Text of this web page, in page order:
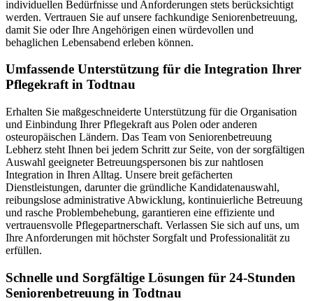
individuellen Bedürfnisse und Anforderungen stets berücksichtigt
werden. Vertrauen Sie auf unsere fachkundige Seniorenbetreuung,
damit Sie oder Ihre Angehörigen einen würdevollen und
behaglichen Lebensabend erleben können.
Umfassende Unterstützung für die Integration Ihrer
Pflegekraft in Todtnau
Erhalten Sie maßgeschneiderte Unterstützung für die Organisation
und Einbindung Ihrer Pflegekraft aus Polen oder anderen
osteuropäischen Ländern. Das Team von Seniorenbetreuung
Lebherz steht Ihnen bei jedem Schritt zur Seite, von der sorgfältigen
Auswahl geeigneter Betreuungspersonen bis zur nahtlosen
Integration in Ihren Alltag. Unsere breit gefächerten
Dienstleistungen, darunter die gründliche Kandidatenauswahl,
reibungslose administrative Abwicklung, kontinuierliche Betreuung
und rasche Problembehebung, garantieren eine effiziente und
vertrauensvolle Pflegepartnerschaft. Verlassen Sie sich auf uns, um
Ihre Anforderungen mit höchster Sorgfalt und Professionalität zu
erfüllen.
Schnelle und Sorgfältige Lösungen für 24-Stunden
Seniorenbetreuung in Todtnau